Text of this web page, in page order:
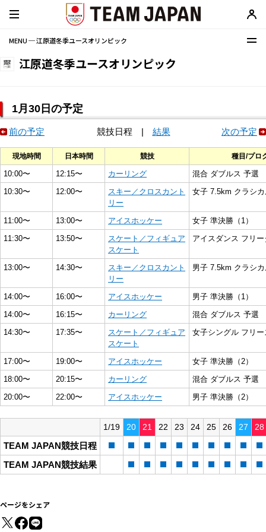
MENU ─ 江原道冬季ユースオリンピック
江原道冬季ユースオリンピック
1月30日の予定
前の予定 競技日程 | 結果 次の予定
現地時間 日本時間 競技 種目/プロ
10:00〜 12:15〜 カーリング
混合 ダブルス 予選
10:30〜
12:00〜
スキー／クロスカント
リー
女子 7.5km クラシ
11:00〜 13:00〜 アイスホッケー
女子 準決勝（1）
11:30〜
13:50〜
スケート／フィギュア
スケート
アイスダンス フリ
13:00〜 14:30〜
スキー／クロスカント
リー
男子 7.5km クラシ
14:00〜 16:00〜 アイスホッケー
男子 準決勝（1）
14:00〜
16:15〜 カーリング
混合 ダブルス 予選
14:30〜
17:35〜
スケート／フィギュア
スケート
女子シングル フリ
17:00〜 19:00〜 アイスホッケー
女子 準決勝（2）
18:00〜
20:15〜 カーリング
混合 ダブルス 予選
20:00〜
22:00〜 アイスホッケー 男子 準決勝（2）
1/19 20 21 22 23 24 25 26 27 28
TEAM JAPAN競技日程
TEAM JAPAN競技結果
ページをシェア